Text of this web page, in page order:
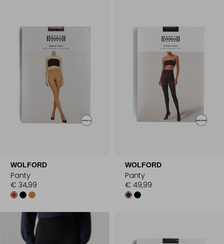
WOLFORD
Panty
€ 34,99
WOLFORD
Panty
€ 49,99